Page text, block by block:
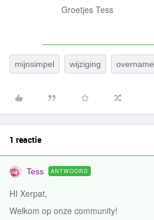
Groetjes Tess
mijnsimpel wijziging overname
1 reactie
Tess ANTWOORD
HI Xerpat,
Welkom op onze community!